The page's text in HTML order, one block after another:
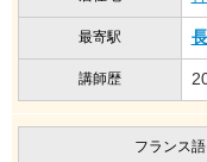
最寄駅
講師歴
フランス